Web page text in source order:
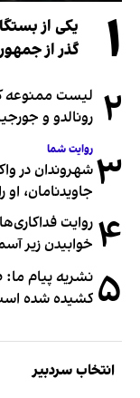
۱
یکی از
گذر از
۲ رونالدو و
۳ روایت شما
شهروندان در
جاویدنامان، او
۴ خوابیدن زیر
۵ نشریه پیام
کشیده شده
انتخاب سردبیر